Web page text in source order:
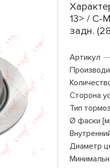
13> / C-
задн.
Артикул
Сторона
Тип
Ø фаски
Диаметр